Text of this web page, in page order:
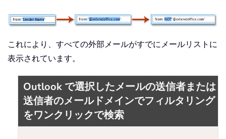
これにより、すべての外部メールがすでにメールリストに
表示されています。
Outlook で選択したメールの送信者または
送信者のメールドメインでフィルタリング
をワンクリックで検索